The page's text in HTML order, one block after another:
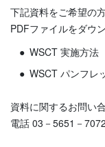
下記資料をご希望の
PDFファイルをダウ
WSCT 実施方法
WSCT パンフレ
資料に関するお問
電話 03－5651－7072